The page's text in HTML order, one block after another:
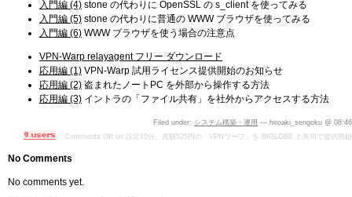
入門編 (4) stone の代わりに OpenSSL の s_client を使ってみる
入門編 (5) stone の代わりに普通の WWW ブラウザを使ってみる
入門編 (6) WWW ブラウザを使う場合の注意点
VPN-Warp relayagent フリー ダウンロード
応用編 (1) VPN-Warp 試用ライセンス提供開始のお知らせ
応用編 (2) 盗まれたノートPC を外部から操作する方法
応用編 (3) イントラの「ファイル共有」を社外からアクセスする方法
Filed under: システム構築・運用 — hiroaki_sengoku @ 08:46
Comments Off on 設定10分、月額525円の「VPNワープ」を BIGLOBE と共同で提供開始
No Comments
No comments yet.